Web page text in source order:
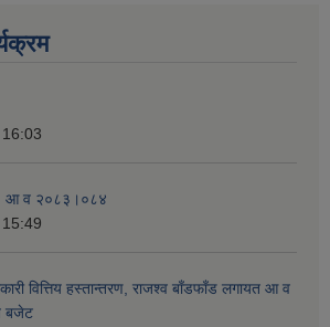
आ व २०८३।०८४
वित्तिय हस्तान्तरण, राजश्व बाँडफाँड लगायत आ व
बजेट